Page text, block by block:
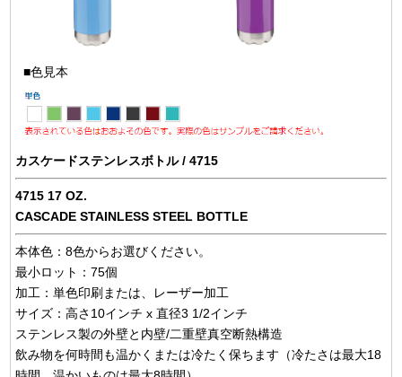
■色見本
カスケードステンレスボトル / 4715
4715 17 OZ.
CASCADE STAINLESS STEEL BOTTLE
本体色：8色からお選びください。
最小ロット：75個
加工：単色印刷または、レーザー加工
サイズ：高さ10インチ x 直径3 1/2インチ
ステンレス製の外壁と内壁/二重壁真空断熱構造
飲み物を何時間も温かくまたは冷たく保ちます（冷たさは最大18